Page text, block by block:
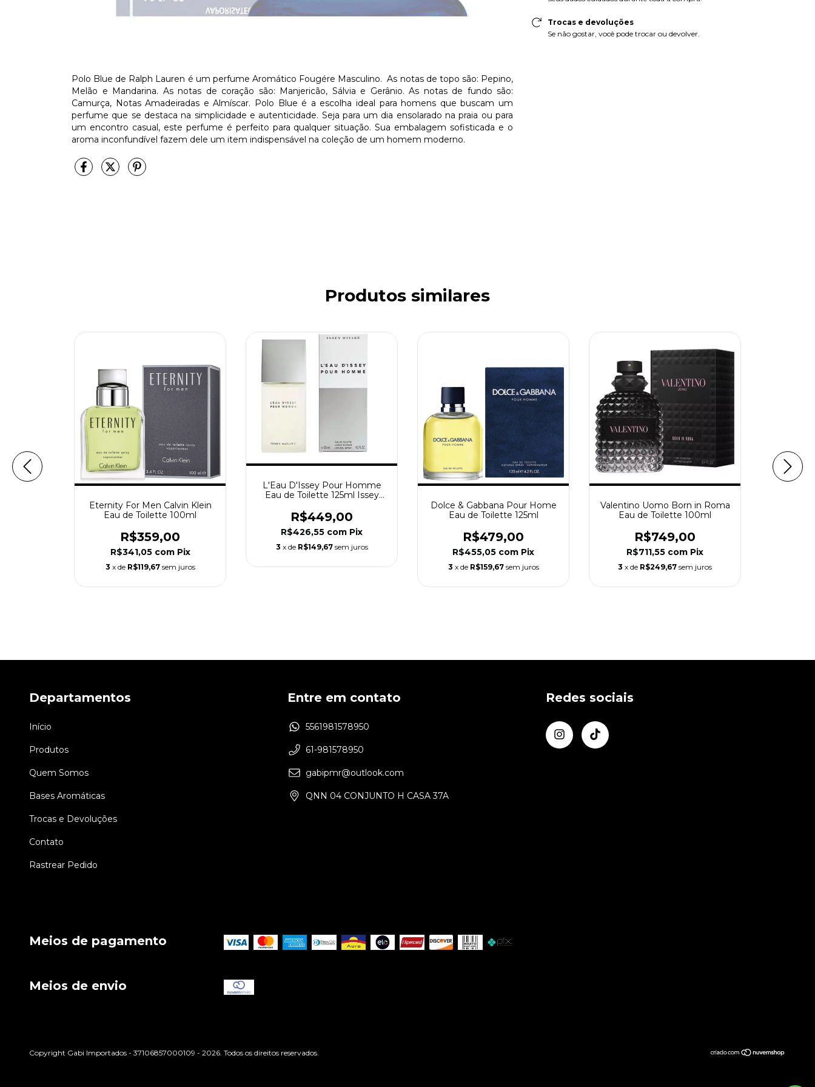
Polo Blue de Ralph Lauren é um perfume Aromático Fougére Masculino. As notas de topo são: Pepino,
Melão e Mandarina. As notas de coração são: Manjericão, Sálvia e Gerânio. As notas de fundo são:
Camurça, Notas Amadeiradas e Almíscar. Polo Blue é a escolha ideal para homens que buscam um
perfume que se destaca na simplicidade e autenticidade. Seja para um dia ensolarado na praia ou para
um encontro casual, este perfume é perfeito para qualquer situação. Sua embalagem sofisticada e o
aroma inconfundível fazem dele um item indispensável na coleção de um homem moderno.
Trocas e devoluções
Se não gostar, você pode trocar ou devolver.
Produtos similares
Eternity For Men Calvin Klein
Eau de Toilette 100ml
R$359,00
R$341,05 com Pix
3 x de R$119,67 sem juros
L'Eau D'Issey Pour Homme
Eau de Toilette 125ml Issey
R$449,00
R$426,55 com Pix
3 x de R$149,67 sem juros
Dolce & Gabbana Pour Home
Eau de Toilette 125ml
R$479,00
R$455,05 com Pix
3 x de R$159,67 sem juros
Valentino Uomo Born in Roma
Eau de Toilette 100ml
R$749,00
R$711,55 com Pix
3 x de R$249,67 sem juros
Departamentos
Início
Produtos
Quem Somos
Bases Aromáticas
Trocas e Devoluções
Contato
Rastrear Pedido
Entre em contato
5561981578950
61-981578950
gabipmr@outlook.com
QNN 04 CONJUNTO H CASA 37A
Redes sociais
Meios de pagamento
Meios de envio
Copyright Gabi Importados - 37106857000109 - 2026. Todos os direitos reservados.